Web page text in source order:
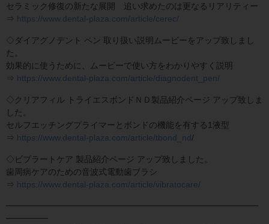
セラミック修復の新たな展開 追い求めたのは更なるリアリティー
⇒ https://www.dental-plaza.com/article/cerec/
◇ダイアグノデント ペン 取り扱い説明ムービーをアップ致しまし
た。
効果的に使うために、ムービーで使い方をわかりやすく説明
⇒ https://www.dental-plaza.com/article/diagnodent_pen/
◇クリアフィル トライエスボンドＮＤ製品紹介ページ アップ致しま
した。
セルフエッチングプライマーとボンドの機能を有する1液型
⇒ https://www.dental-plaza.com/article/tbond_nd/
◇ビブラートケア 製品紹介ページ アップ致しました。
歯周病ケアのための音波式電動歯ブラシ
⇒ https://www.dental-plaza.com/article/vibratocare/
━━━━━━━━━━━━━━━━━━━━━━━━━━━━━━
━━━━━